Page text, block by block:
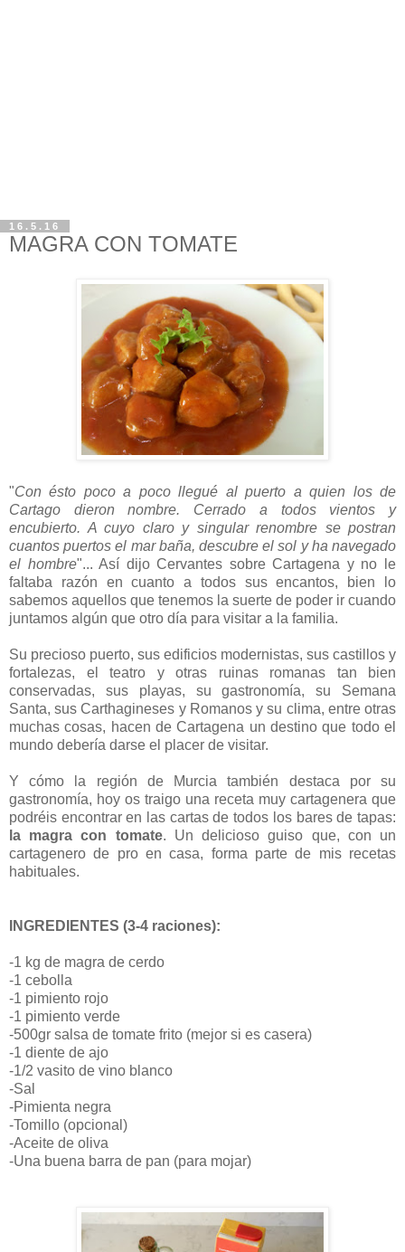
16.5.16
MAGRA CON TOMATE
"Con ésto poco a poco llegué al puerto a quien los de
Cartago dieron nombre. Cerrado a todos vientos y
encubierto. A cuyo claro y singular renombre se postran
cuantos puertos el mar baña, descubre el sol y ha navegado
el hombre"... Así dijo Cervantes sobre Cartagena y no le
faltaba razón en cuanto a todos sus encantos, bien lo
sabemos aquellos que tenemos la suerte de poder ir cuando
juntamos algún que otro día para visitar a la familia.
Su precioso puerto, sus edificios modernistas, sus castillos y
fortalezas, el teatro y otras ruinas romanas tan bien
conservadas, sus playas, su gastronomía, su Semana
Santa, sus Carthagineses y Romanos y su clima, entre otras
muchas cosas, hacen de Cartagena un destino que todo el
mundo debería darse el placer de visitar.
Y cómo la región de Murcia también destaca por su
gastronomía, hoy os traigo una receta muy cartagenera que
podréis encontrar en las cartas de todos los bares de tapas:
la magra con tomate. Un delicioso guiso que, con un
cartagenero de pro en casa, forma parte de mis recetas
habituales.
INGREDIENTES (3-4 raciones):
-1 kg de magra de cerdo
-1 cebolla
-1 pimiento rojo
-1 pimiento verde
-500gr salsa de tomate frito (mejor si es casera)
-1 diente de ajo
-1/2 vasito de vino blanco
-Sal
-Pimienta negra
-Tomillo (opcional)
-Aceite de oliva
-Una buena barra de pan (para mojar)